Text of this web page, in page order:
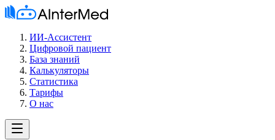
ИИ-Ассистент
Цифровой пациент
База знаний
Калькуляторы
Статистика
Тарифы
О нас